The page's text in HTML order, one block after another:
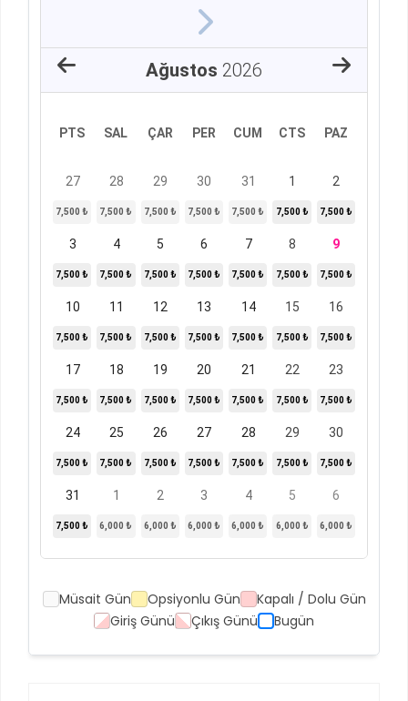
Ağustos 2026
PTS SAL ÇAR PER CUM CTS PAZ
27
7,500 ₺
28
7,500 ₺
29
7,500 ₺
30
7,500 ₺
31
7,500 ₺
1
7,500 ₺
2
7,500 ₺
3
7,500 ₺
4
7,500 ₺
5
7,500 ₺
6
7,500 ₺
7
7,500 ₺
8
7,500 ₺
9
7,500 ₺
10
7,500 ₺
11
7,500 ₺
12
7,500 ₺
13
7,500 ₺
14
7,500 ₺
15
7,500 ₺
16
7,500 ₺
17
7,500 ₺
18
7,500 ₺
19
7,500 ₺
20
7,500 ₺
21
7,500 ₺
22
7,500 ₺
23
7,500 ₺
24
7,500 ₺
25
7,500 ₺
26
7,500 ₺
27
7,500 ₺
28
7,500 ₺
29
7,500 ₺
30
7,500 ₺
31
7,500 ₺
1
6,000 ₺
2
6,000 ₺
3
6,000 ₺
4
6,000 ₺
5
6,000 ₺
6
6,000 ₺
Müsait Gün Opsiyonlu Gün
Kapalı / Dolu Gün
Giriş Günü
Çıkış Günü Bugün